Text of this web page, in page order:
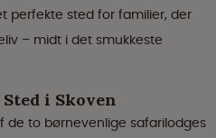
perfekte sted for familier, der
– midt i det smukkeste
i Skoven
de to børnevenlige safarilodges